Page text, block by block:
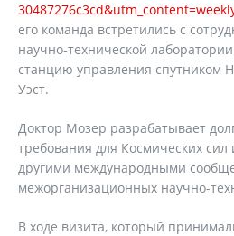
его команда встретились с
научно-технической
станцию управления спутником
Уэст.
Доктор Мозер разрабатывает
требования для Космических сил
другими международными
межорганизационных научно-
В ходе визита, который